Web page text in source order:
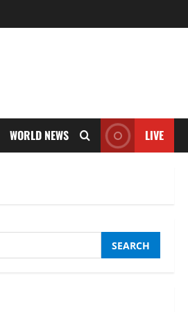
WORLD NEWS LIVE